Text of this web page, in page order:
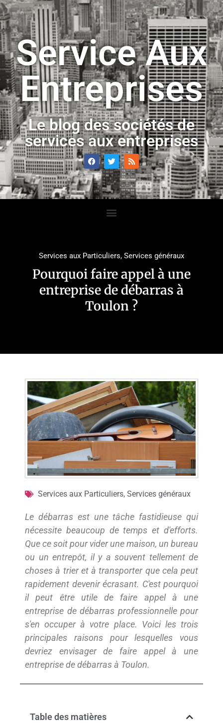
Service Aux
Entreprises
Le blog des sociétés de
services aux entreprises
Services aux Particuliers, Services généraux
Pourquoi faire appel à une
entreprise de débarras à
Toulon ?
Services aux Particuliers, Services généraux
Le débarras est une tâche fastidieuse qui
nécessite beaucoup de temps et d'efforts.
Que ce soit pour vider une maison, un bureau
ou un entrepôt, il y a souvent tellement de
choses à trier et à transporter que cela peut
rapidement devenir écrasant. C'est pourquoi
il peut être utile de faire appel à une
entreprise de débarras professionnelle pour
s'en occuper à votre place. Voici les trois
principales raisons pour lesquelles vous
devriez envisager de faire appel à une
entreprise de débarras à Toulon.
Table des matières